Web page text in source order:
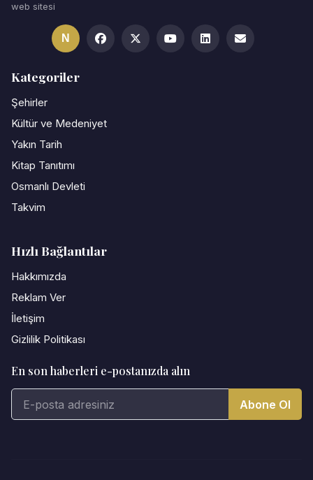
web sitesi
N
Kategoriler
Şehirler
Kültür ve Medeniyet
Yakın Tarih
Kitap Tanıtımı
Osmanlı Devleti
Takvim
Hızlı Bağlantılar
Hakkımızda
Reklam Ver
İletişim
Gizlilik Politikası
En son haberleri e-postanızda alın
Abone Ol